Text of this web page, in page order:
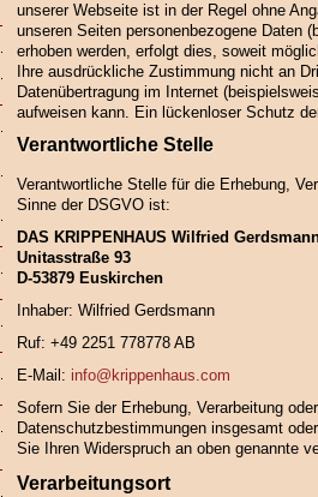
unserer Webseite ist in der Regel ohne
unseren Seiten personenbezogene Daten
erhoben werden, erfolgt dies, soweit
Ihre ausdrückliche Zustimmung nicht an
Datenübertragung im Internet
aufweisen kann. Ein lückenloser Schutz
Verantwortliche Stelle
Verantwortliche Stelle für die Erhebung,
Sinne der DSGVO ist:
DAS KRIPPENHAUS Wilfried
Unitasstraße 93
D-53879 Euskirchen
Inhaber: Wilfried Gerdsmann
Ruf: +49 2251 778778 AB
E-Mail: info@krippenhaus.com
Sofern Sie der Erhebung, Verarbeitung
Datenschutzbestimmungen insgesamt
Sie Ihren Widerspruch an oben genannte
Verarbeitungsort